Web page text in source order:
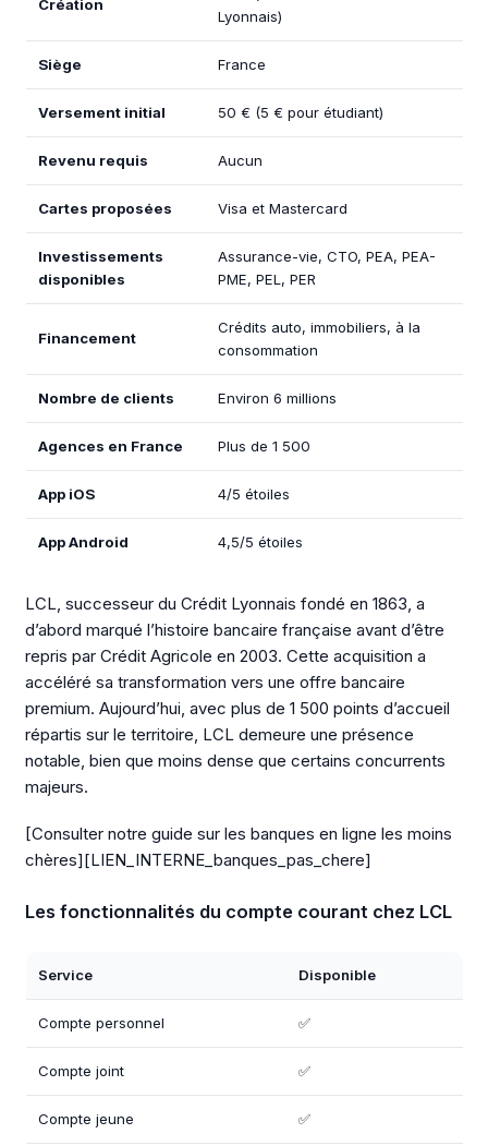
Création
Lyonnais)
Siège France
Versement initial 50 € (5 € pour étudiant)
Revenu requis Aucun
Cartes proposées Visa et Mastercard
Investissements
disponibles
Assurance-vie, CTO, PEA, PEA-
PME, PEL, PER
Financement
Crédits auto, immobiliers, à la
consommation
Nombre de clients Environ 6 millions
Agences en France Plus de 1 500
App iOS 4/5 étoiles
App Android 4,5/5 étoiles
LCL, successeur du Crédit Lyonnais fondé en 1863, a
d’abord marqué l’histoire bancaire française avant d’être
repris par Crédit Agricole en 2003. Cette acquisition a
accéléré sa transformation vers une offre bancaire
premium. Aujourd’hui, avec plus de 1 500 points d’accueil
répartis sur le territoire, LCL demeure une présence
notable, bien que moins dense que certains concurrents
majeurs.
[Consulter notre guide sur les banques en ligne les moins
chères][LIEN_INTERNE_banques_pas_chere]
Les fonctionnalités du compte courant chez LCL
Service Disponible
Compte personnel ✅
Compte joint ✅
Compte jeune ✅